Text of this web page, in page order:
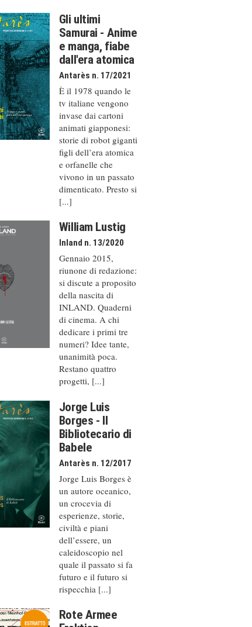
Gli ultimi
Samurai - Anime
e manga, fiabe
dall'era atomica
Antarès n. 17/2021
È il 1978 quando le
tv italiane vengono
invase dai cartoni
animati giapponesi:
storie di robot giganti
figli dell’era atomica
e orfanelle che
vivono in un passato
dimenticato. Presto si
[...]
William Lustig
Inland n. 13/2020
Gennaio 2015,
riunone di redazione:
si discute a proposito
della nascita di
INLAND. Quaderni
di cinema. A chi
dedicare i primi tre
numeri? Idee tante,
unanimità poca.
Restano quattro
progetti, [...]
Jorge Luis
Borges - Il
Bibliotecario di
Babele
Antarès n. 12/2017
Jorge Luis Borges è
un autore oceanico,
un crocevia di
esperienze, storie,
civiltà e piani
dell’essere, un
caleido­scopio nel
quale il passato si fa
futuro e il futuro si
rispecchia [...]
Rote Armee